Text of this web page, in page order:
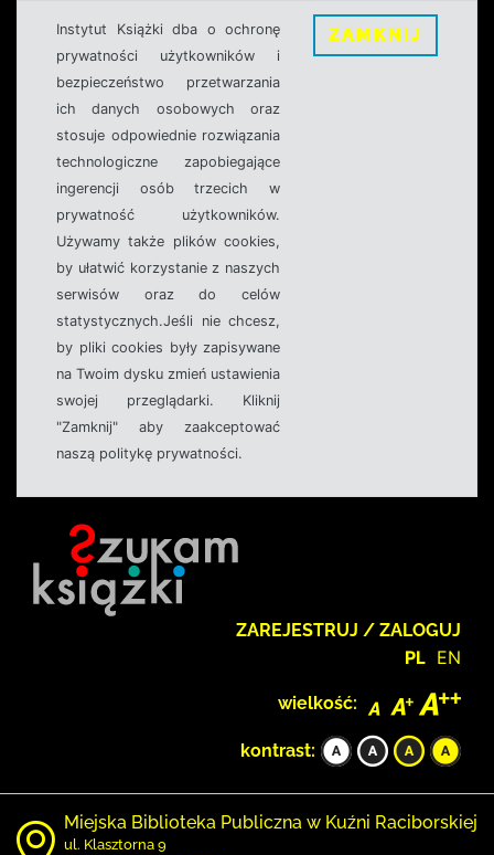
Instytut Książki dba o ochronę
prywatności użytkowników i
bezpieczeństwo przetwarzania
ich danych osobowych oraz
stosuje odpowiednie rozwiązania
technologiczne zapobiegające
ingerencji osób trzecich w
prywatność użytkowników.
Używamy także plików cookies,
by ułatwić korzystanie z naszych
serwisów oraz do celów
statystycznych.Jeśli nie chcesz,
by pliki cookies były zapisywane
na Twoim dysku zmień ustawienia
swojej przeglądarki. Kliknij
"Zamknij" aby zaakceptować
naszą politykę prywatności.
ZAMKNIJ
ZAREJESTRUJ / ZALOGUJ
PL EN
wielkość:
kontrast:
Miejska Biblioteka Publiczna w Kuźni Raciborskiej
ul. Klasztorna 9